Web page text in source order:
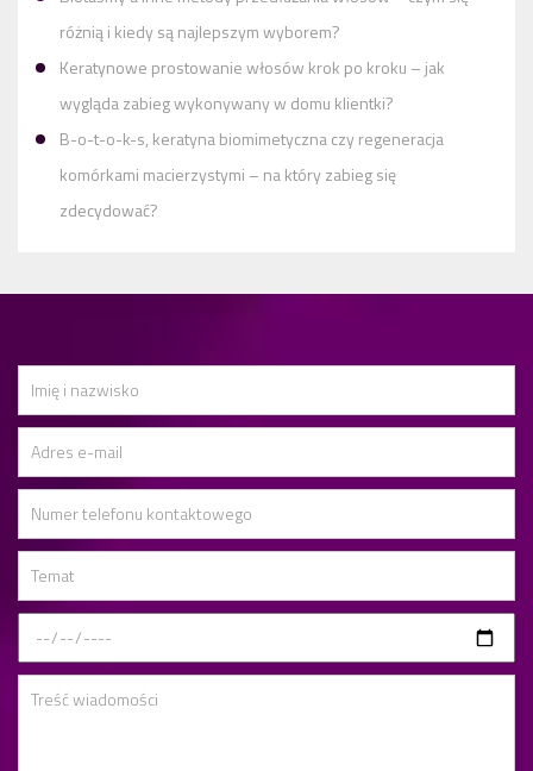
różnią i kiedy są najlepszym wyborem?
Keratynowe prostowanie włosów krok po kroku – jak
wygląda zabieg wykonywany w domu klientki?
B-o-t-o-k-s, keratyna biomimetyczna czy regeneracja
komórkami macierzystymi – na który zabieg się
zdecydować?